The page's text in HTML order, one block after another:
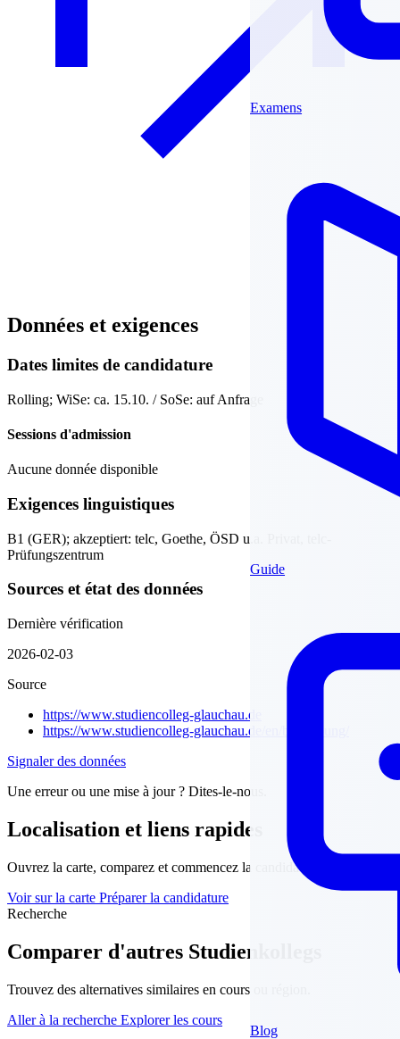
Examens
Guide
Blog
Données et exigences
Dates limites de candidature
Rolling; WiSe: ca. 15.10. / SoSe: auf Anfrage
Sessions d'admission
Aucune donnée disponible
Exigences linguistiques
B1 (GER); akzeptiert: telc, Goethe, ÖSD u.a. Privat, telc-
Prüfungszentrum
Sources et état des données
Dernière vérification
2026-02-03
Source
https://www.studiencolleg-glauchau.de
https://www.studiencolleg-glauchau.de/en/bewerbung/
Signaler des données
Une erreur ou une mise à jour ? Dites-le-nous.
Localisation et liens rapides
Ouvrez la carte, comparez et commencez la candidature.
Voir sur la carte Préparer la candidature
Recherche
Comparer d'autres Studienkollegs
Trouvez des alternatives similaires en cours ou région.
Aller à la recherche Explorer les cours